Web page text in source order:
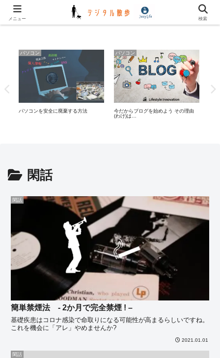
✿✿ デジタル川柳 更新しました ✿✿
パソコン
パソコンを安全に廃棄する方法
パソコン
今だからブログを始めよう その理由
(わけ)は…
閑話
閑話
簡単禁煙法 - 2か月で完全禁煙 ! –
基礎疾患はコロナ感染で命取りになる可能性が高まるらしいですね。
これを機会に「アレ」やめませんか?
2021.01.01
閑話
メニュー 検索